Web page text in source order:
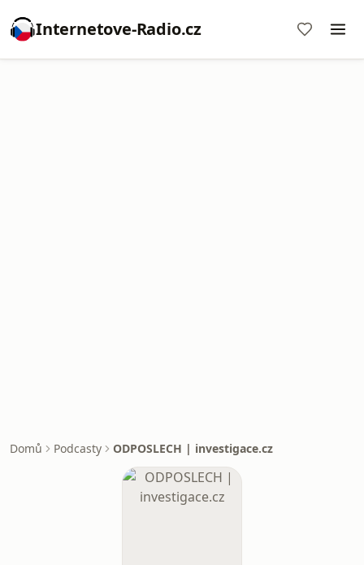
Internetove-Radio.cz
Domů Podcasty ODPOSLECH | investigace.cz